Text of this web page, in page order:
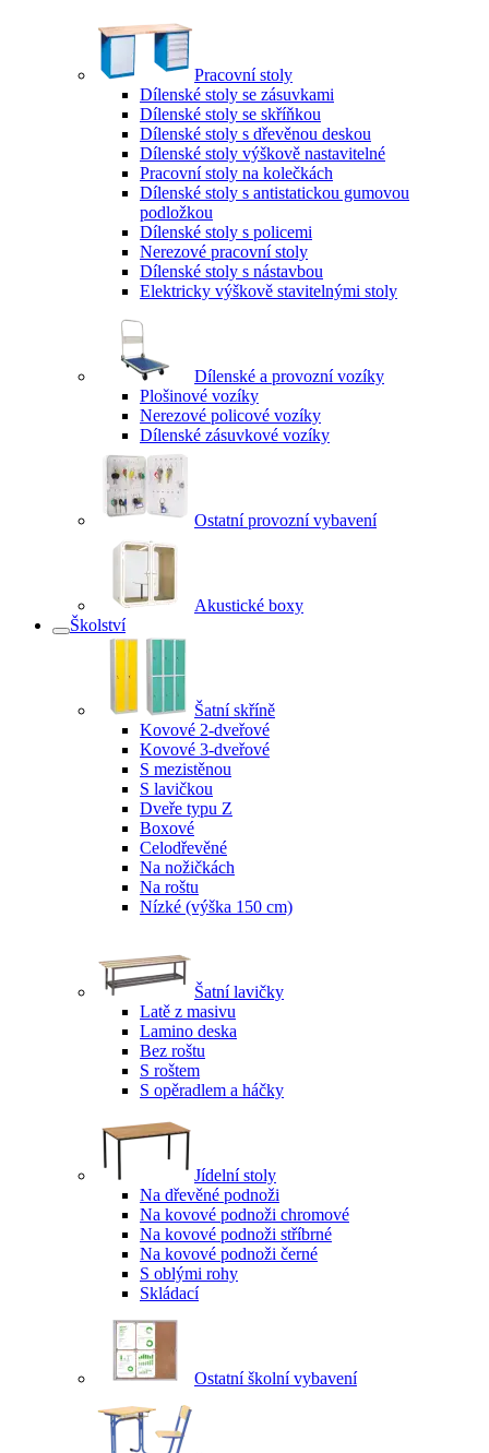
Pracovní stoly
Dílenské stoly se zásuvkami
Dílenské stoly se skříňkou
Dílenské stoly s dřevěnou deskou
Dílenské stoly výškově nastavitelné
Pracovní stoly na kolečkách
Dílenské stoly s antistatickou gumovou
podložkou
Dílenské stoly s policemi
Nerezové pracovní stoly
Dílenské stoly s nástavbou
Elektricky výškově stavitelnými stoly
Dílenské a provozní vozíky
Plošinové vozíky
Nerezové policové vozíky
Dílenské zásuvkové vozíky
Ostatní provozní vybavení
Akustické boxy
Školství
Šatní skříně
Kovové 2-dveřové
Kovové 3-dveřové
S mezistěnou
S lavičkou
Dveře typu Z
Boxové
Celodřevěné
Na nožičkách
Na roštu
Nízké (výška 150 cm)
Šatní lavičky
Latě z masivu
Lamino deska
Bez roštu
S roštem
S opěradlem a háčky
Jídelní stoly
Na dřevěné podnoži
Na kovové podnoži chromové
Na kovové podnoži stříbrné
Na kovové podnoži černé
S oblými rohy
Skládací
Ostatní školní vybavení